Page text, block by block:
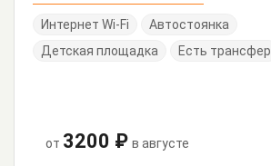
Интернет Wi-Fi
Автостоянка
Детская площадка
Есть трансфер
от 3200 ₽ в августе